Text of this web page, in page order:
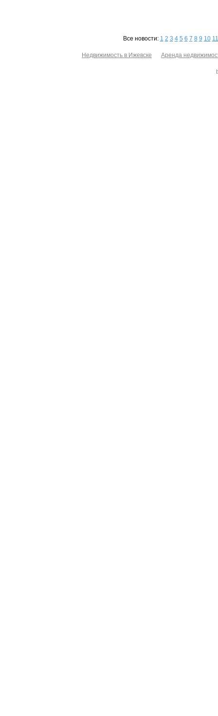
Все новости: 1 2 3 4 5 6 7 8 9 10 11
Недвижимость в Ижевске Аренда